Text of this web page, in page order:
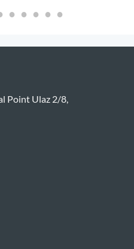
Point Ulaz 2/8,